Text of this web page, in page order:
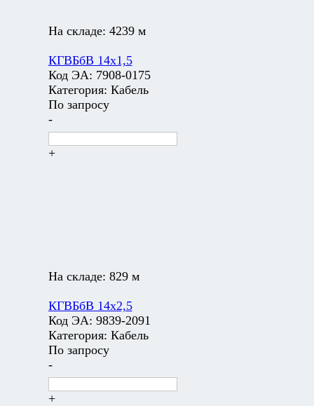
На складе: 4239 м
КГВБбВ 14х1,5
Код ЭА: 7908-0175
Категория: Кабель
По запросу
-
+
На складе: 829 м
КГВБбВ 14х2,5
Код ЭА: 9839-2091
Категория: Кабель
По запросу
-
+